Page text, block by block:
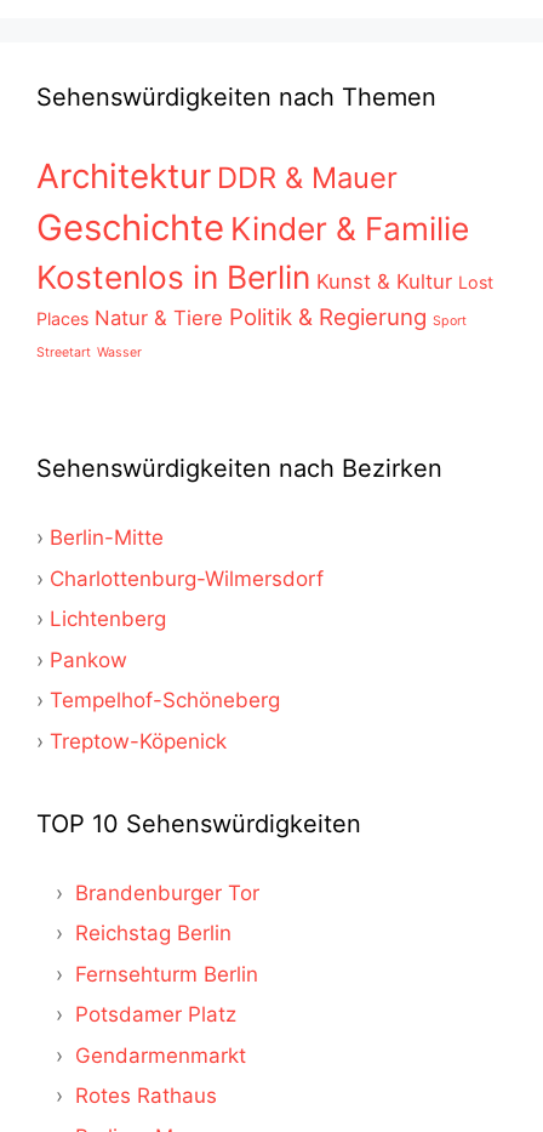
Sehenswürdigkeiten nach Themen
Architektur DDR & Mauer
Geschichte Kinder & Familie
Kostenlos in Berlin Kunst & Kultur Lost
Places Natur & Tiere Politik & Regierung Sport
Streetart Wasser
Sehenswürdigkeiten nach Bezirken
Berlin-Mitte
Charlottenburg-Wilmersdorf
Lichtenberg
Pankow
Tempelhof-Schöneberg
Treptow-Köpenick
TOP 10 Sehenswürdigkeiten
Brandenburger Tor
Reichstag Berlin
Fernsehturm Berlin
Potsdamer Platz
Gendarmenmarkt
Rotes Rathaus